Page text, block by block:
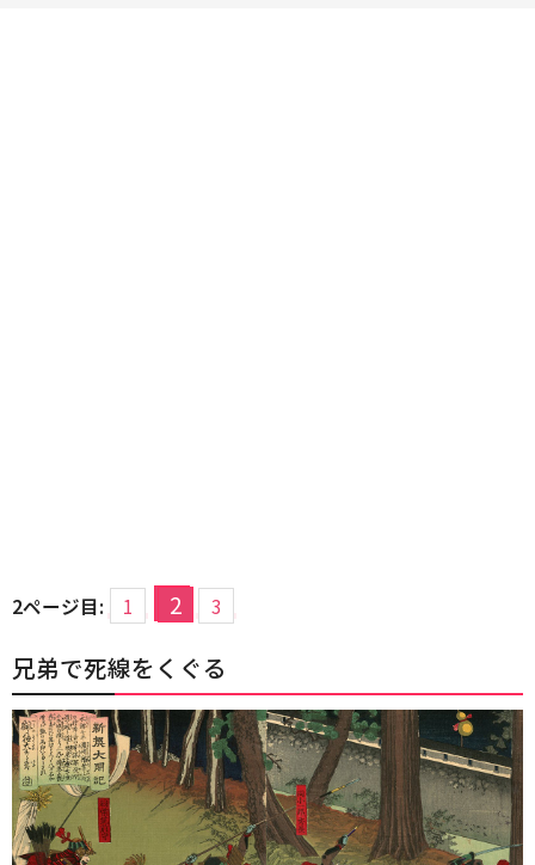
2ページ目: 1 2 3
兄弟で死線をくぐる